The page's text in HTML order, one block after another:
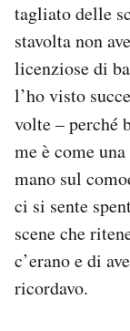
tagliato delle
stavolta non
licenziose di
l’ho visto
volte – perché
me è come
mano sul
ci si sente
scene che
c’erano e di
ricordavo.